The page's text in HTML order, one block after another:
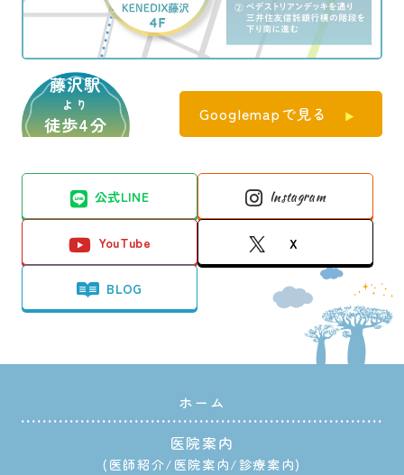
藤沢駅
より
徒歩4分 Googlemapで見る
公式LINE Instagram
YouTube X
BLOG
ホーム
医院案内
医師紹介 医院案内 診療案内